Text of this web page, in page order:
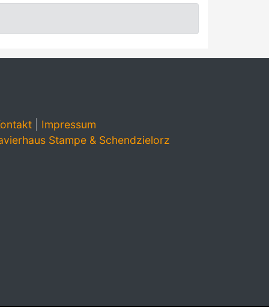
| Impressum
Stampe & Schendzielorz